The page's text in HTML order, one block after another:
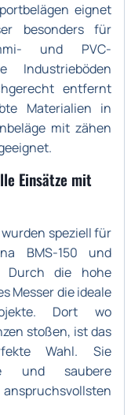
eignet
besonders für
und PVC-
Industrieböden
entfernt
Materialien in
mit zähen
Einsätze mit
speziell für
BMS-150 und
Durch die hohe
Messer die ideale
Dort wo
stoßen, ist das
Wahl. Sie
und saubere